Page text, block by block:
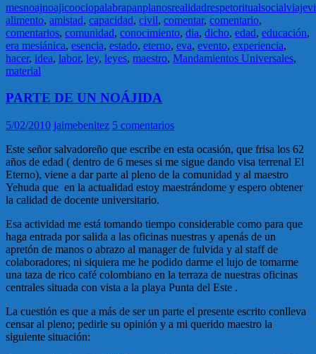
mesnoajnoajicoociopalabrapanplanosrealidadrespetoritualsocialviaje
alimento, amistad, capacidad, civil, comentar, comentario,
comentarios, comunidad, conocimiento, dia, dicho, edad, educación,
era mesiánica, esencia, estado, eterno, eva, evento, experiencia,
hacer, idea, labor, ley, leyes, maestro, Mandamientos Universales,
material
PARTE DE UN NOÁJIDA
5/02/2010 jaimebenitez 5 comentarios
Este señor salvadoreño que escribe en esta ocasión, que frisa los 62
años de edad ( dentro de 6 meses si me sigue dando visa terrenal El
Eterno), viene a dar parte al pleno de la comunidad y al maestro
Yehuda que en la actualidad estoy maestrándome y espero obtener
la calidad de docente universitario.
Esa actividad me está tomando tiempo considerable como para que
haga entrada por salida a las oficinas nuestras y apenás de un
apretón de manos o abrazo al manager de fulvida y al staff de
colaboradores; ni siquiera me he podido darme el lujo de tomarme
una taza de rico café colombiano en la terraza de nuestras oficinas
centrales situada con vista a la playa Punta del Este .
La cuestión es que a más de ser un parte el presente escrito conlleva
censar al pleno; pedirle su opinión y a mi querido maestro la
siguiente situación: